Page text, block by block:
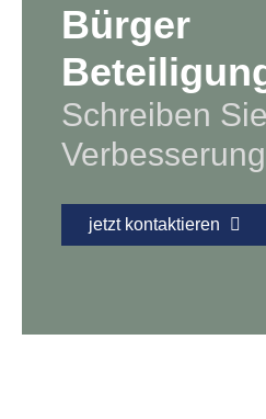
Bürger
Schreiben
jetzt kontaktieren